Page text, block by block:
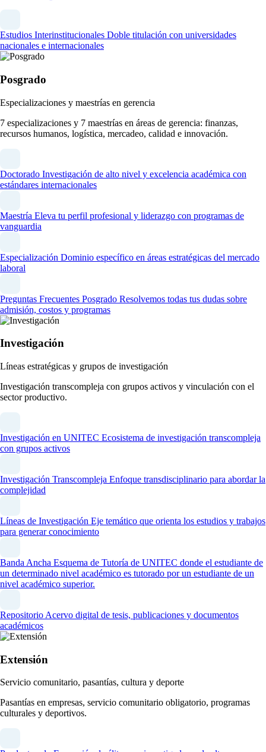
Estudios Interinstitucionales Doble titulación con universidades
nacionales e internacionales
Posgrado
Especializaciones y maestrías en gerencia
7 especializaciones y 7 maestrías en áreas de gerencia: finanzas,
recursos humanos, logística, mercadeo, calidad e innovación.
Doctorado Investigación de alto nivel y excelencia académica con
estándares internacionales
Maestría Eleva tu perfil profesional y liderazgo con programas de
vanguardia
Especialización Dominio específico en áreas estratégicas del mercado
laboral
Preguntas Frecuentes Posgrado Resolvemos todas tus dudas sobre
admisión, costos y programas
Investigación
Líneas estratégicas y grupos de investigación
Investigación transcompleja con grupos activos y vinculación con el
sector productivo.
Investigación en UNITEC Ecosistema de investigación transcompleja
con grupos activos
Investigación Transcompleja Enfoque transdisciplinario para abordar la
complejidad
Líneas de Investigación Eje temático que orienta los estudios y trabajos
para generar conocimiento
Banda Ancha Esquema de Tutoría de UNITEC donde el estudiante de
un determinado nivel académico es tutorado por un estudiante de un
nivel académico superior.
Repositorio Acervo digital de tesis, publicaciones y documentos
académicos
Extensión
Servicio comunitario, pasantías, cultura y deporte
Pasantías en empresas, servicio comunitario obligatorio, programas
culturales y deportivos.